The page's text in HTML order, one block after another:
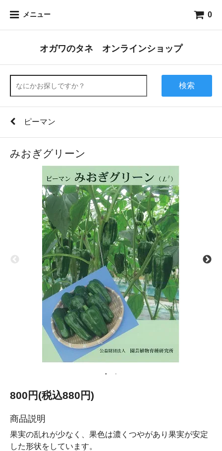
メニュー 0
オガワのタネ オンラインショップ
検索
ピーマン
みおぎグリーン
800円(税込880円)
商品説明
果実の乱れが少なく、果色は濃くつやがあり果実が安定
した形状をしています。